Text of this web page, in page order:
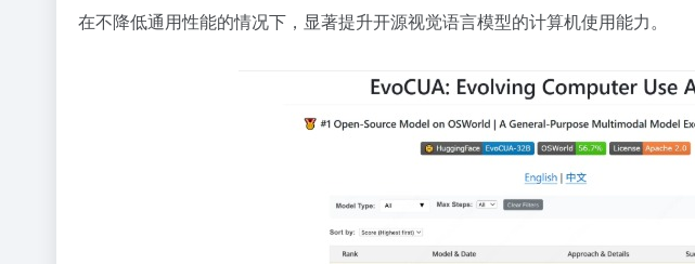
在不降低通用性能的情况下，显著提升开源视觉语言模型的计算机使用能力。